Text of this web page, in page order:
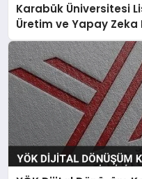
Karabük Üniversitesi
Üretim ve Yapay Zeka